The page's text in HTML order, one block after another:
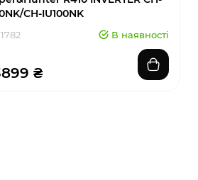
CH-IU100NK
В наявності
₴